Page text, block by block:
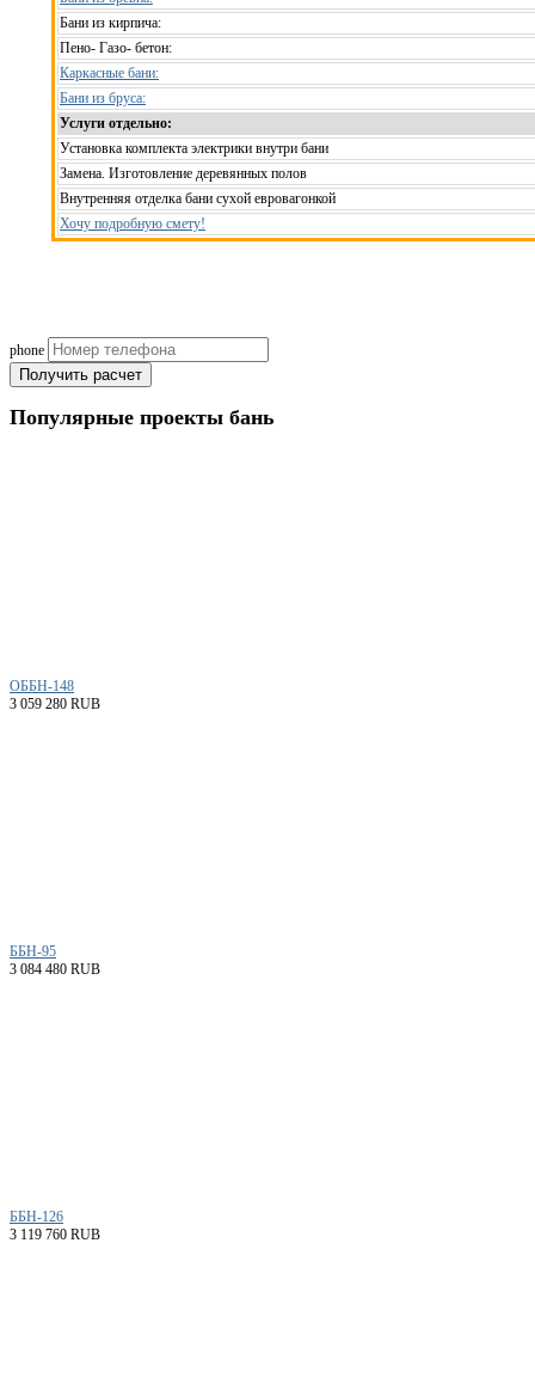
Бани из кирпича:
Пено- Газо- бетон:
Каркасные бани:
Бани из бруса:
Услуги отдельно:
Установка комплекта электрики внутри бани
Замена. Изготовление деревянных полов
Внутренняя отделка бани сухой евровагонкой
Хочу подробную смету!
phone
Получить расчет
Популярные проекты бань
ОББН-148
3 059 280 RUB
ББН-95
3 084 480 RUB
ББН-126
3 119 760 RUB